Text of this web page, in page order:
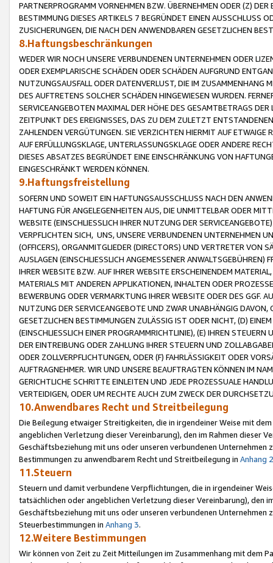
PARTNERPROGRAMM VORNEHMEN BZW. ÜBERNEHMEN ODER (Z)
BESTIMMUNG DIESES ARTIKELS 7 BEGRÜNDET EINEN AUSSCHLUSS
ZUSICHERUNGEN, DIE NACH DEN ANWENDBAREN GESETZLICHEN
8.Haftungsbeschränkungen
WEDER WIR NOCH UNSERE VERBUNDENEN UNTERNEHMEN ODER
ODER EXEMPLARISCHE SCHÄDEN ODER SCHÄDEN AUFGRUND
NUTZUNGSAUSFALL ODER DATENVERLUST, DIE IM ZUSAMMENHANG
DES AUFTRETENS SOLCHER SCHÄDEN HINGEWIESEN WURDEN.
SERVICEANGEBOTEN MAXIMAL DER HÖHE DES GESAMTBETRAGS
ZEITPUNKT DES EREIGNISSES, DAS ZU DEM ZULETZT
ZAHLENDEN VERGÜTUNGEN. SIE VERZICHTEN HIERMIT AUF
AUF ERFÜLLUNGSKLAGE, UNTERLASSUNGSKLAGE ODER ANDERE
DIESES ABSATZES BEGRÜNDET EINE EINSCHRÄNKUNG VON
EINGESCHRÄNKT WERDEN KÖNNEN.
9.Haftungsfreistellung
SOFERN UND SOWEIT EIN HAFTUNGSAUSSCHLUSS NACH DEN
HAFTUNG FÜR ANGELEGENHEITEN AUS, DIE UNMITTELBAR ODER
WEBSITE (EINSCHLIESSLICH IHRER NUTZUNG DER
VERPFLICHTEN SICH, UNS, UNSERE VERBUNDENEN UNTERNEHMEN
(OFFICERS), ORGANMITGLIEDER (DIRECTORS) UND VERTRETER VON
AUSLAGEN (EINSCHLIESSLICH ANGEMESSENER
IHRER WEBSITE BZW. AUF IHRER WEBSITE ERSCHEINENDEM
MATERIALS MIT ANDEREN APPLIKATIONEN, INHALTEN ODER
BEWERBUNG ODER VERMARKTUNG IHRER WEBSITE ODER DES GGF.
NUTZUNG DER SERVICEANGEBOTE UND ZWAR UNABHÄNGIG
GESETZLICHEN BESTIMMUNGEN ZULÄSSIG IST ODER NICHT, (D)
(EINSCHLIESSLICH EINER PROGRAMMRICHTLINIE), (E) IHREN
DER EINTREIBUNG ODER ZAHLUNG IHRER STEUERN UND
ODER ZOLLVERPFLICHTUNGEN, ODER (F) FAHRLÄSSIGKEIT ODER
AUFTRAGNEHMER. WIR UND UNSERE BEAUFTRAGTEN KÖNNEN IM
GERICHTLICHE SCHRITTE EINLEITEN UND JEDE PROZESSUALE
VERTEIDIGEN, ODER UM RECHTE AUCH ZUM ZWECK DER
10.Anwendbares Recht und Streitbeilegung
Die Beilegung etwaiger Streitigkeiten, die in irgendeiner Weise mit
angeblichen Verletzung dieser Vereinbarung), den im Rahmen dieser
Geschäftsbeziehung mit uns oder unseren verbundenen
Bestimmungen zu anwendbarem Recht und Streitbeilegung in Anhang 2
11.Steuern
Steuern und damit verbundene Verpflichtungen, die in irgendeiner
tatsächlichen oder angeblichen Verletzung dieser Vereinbarung), den
Geschäftsbeziehung mit uns oder unseren verbundenen
Steuerbestimmungen in Anhang 3.
12.Weitere Bestimmungen
Wir können von Zeit zu Zeit Mitteilungen im Zusammenhang mit dem